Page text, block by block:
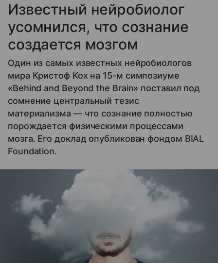
Известный нейробиолог
усомнился, что сознание
создается мозгом
Один из самых известных нейробиологов
мира Кристоф Кох на 15-м симпозиуме
«Behind and Beyond the Brain» поставил под
сомнение центральный тезис
материализма — что сознание полностью
порождается физическими процессами
мозга. Его доклад опубликован фондом BIAL
Foundation.